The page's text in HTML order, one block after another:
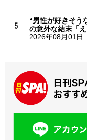
“男性が好きそう
の意外な結末「
2026年08月01日